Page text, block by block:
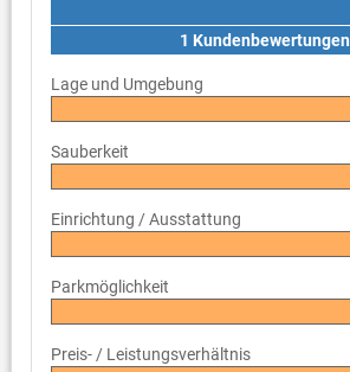
1 Kundenbewertungen
Lage und Umgebung
Sauberkeit
Einrichtung / Ausstattung
Parkmöglichkeit
Preis- / Leistungsverhältnis